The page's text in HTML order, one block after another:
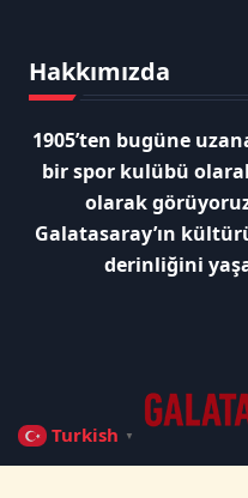
Hakkımızda
1905’ten bugüne
bir spor kulübü
olarak
Galatasaray’ın
derinliğini
Turkish ▼